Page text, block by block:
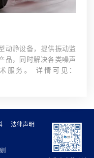
动静设备，提供振动监
品，同时解决各类噪声
服务。 详情可见：
法律声明